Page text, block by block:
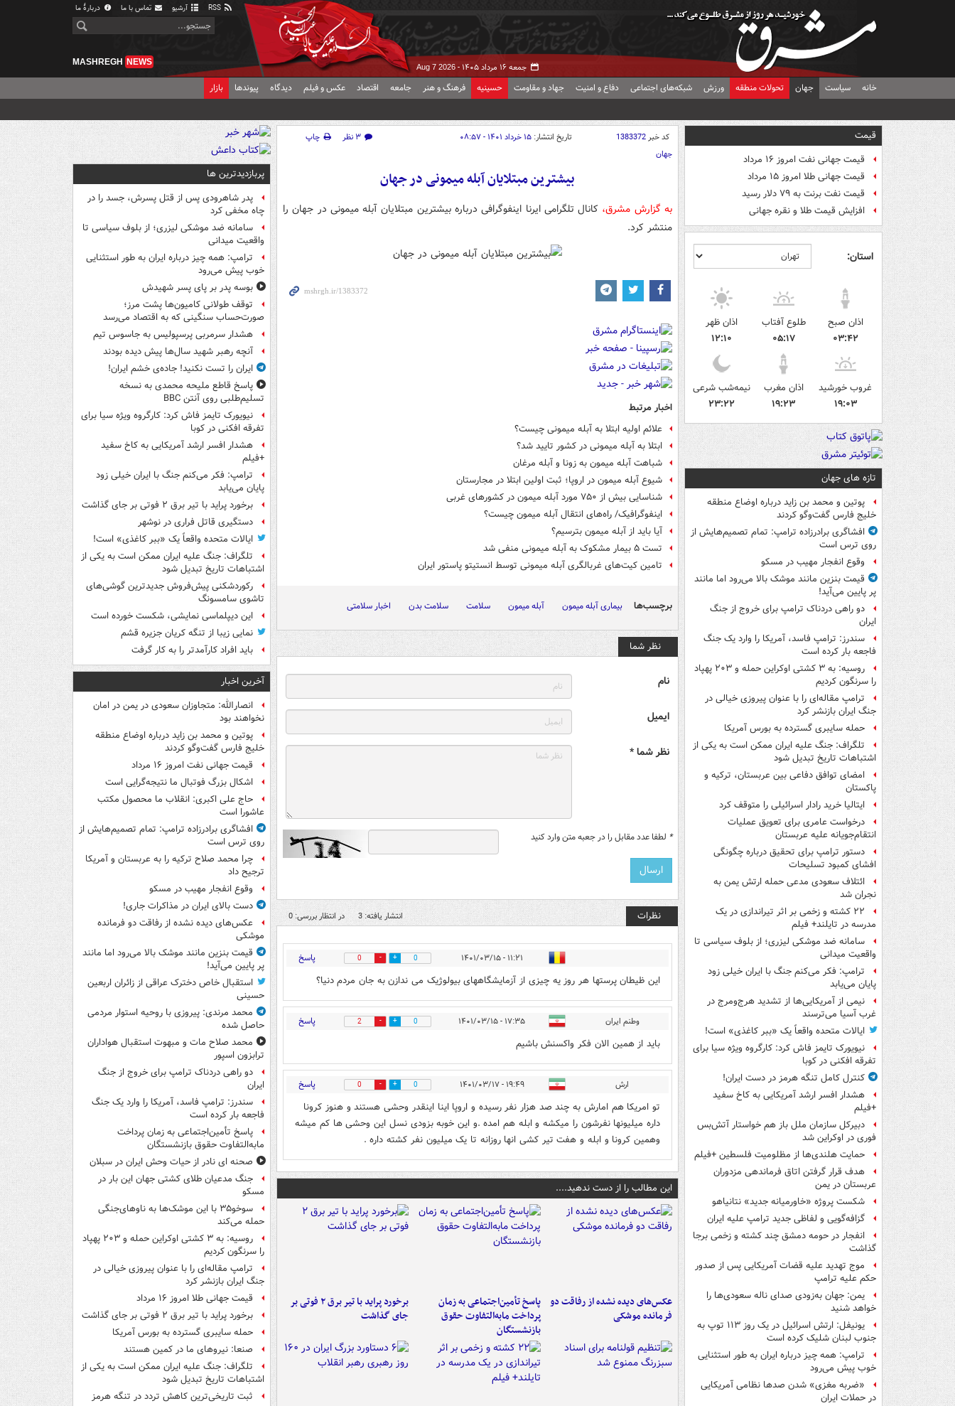
آرشیو تماس با ما دربارهٔ ما
جمعه ۱۶ مرداد ۱۴۰۵ - Aug 7 2026
MASHREGH NEWS
خانه سیاست جهان تحولات منطقه ورزش شبکه‌های اجتماعی دفاع و امنیت جهاد و مقاومت حسینیه فرهنگ و هنر جامعه اقتصاد عکس و فیلم دیدگاه پیوندها بازار
قیمت
قیمت جهانی نفت امروز ۱۶ مرداد
قیمت جهانی طلا امروز ۱۵ مرداد
قیمت نفت برنت به ۷۹ دلار رسید
افزایش قیمت طلا و نقره جهانی
استان:
اذان صبح
۰۳:۴۲
طلوع آفتاب
۰۵:۱۷
اذان ظهر
۱۲:۱۰
غروب خورشید
۱۹:۰۳
اذان مغرب
۱۹:۲۳
نیمه‌شب شرعی
۲۳:۲۲
تازه های جهان
پوتین و محمد بن زاید درباره اوضاع منطقه
خلیج فارس گفت‌وگو کردند
افشاگری برادرزاده ترامپ: تمام تصمیم‌هایش از
روی ترس است
وقوع انفجار مهیب در مسکو
قیمت بنزین مانند موشک بالا می‌رود اما مانند
پر پایین می‌آید!
دو راهی دردناک ترامپ برای خروج از جنگ
ایران
سندرز: ترامپ فاسد، آمریکا را وارد یک جنگ
فاجعه بار کرده است
روسیه: به ۳ کشتی اوکراین حمله و ۲۰۳ پهپاد
را سرنگون کردیم
ترامپ مقاله‌ای را با عنوان پیروزی خیالی در
جنگ ایران بازنشر کرد
حمله سایبری گسترده به بورس آمریکا
تلگراف: جنگ علیه ایران ممکن است به یکی از
اشتباهات تاریخ تبدیل شود
امضای توافق دفاعی بین عربستان، ترکیه و
پاکستان
ایتالیا خرید رادار اسرائیلی را متوقف کرد
درخواست عامری برای تعویق عملیات
انتقام‌جویانه علیه عربستان
دستور ترامپ برای تحقیق درباره چگونگی
افشای کمبود تسلیحات
ائتلاف سعودی مدعی حمله ارتش یمن به
نجران شد
۲۲ کشته و زخمی بر اثر تیراندازی در یک
مدرسه در تایلند+ فیلم
سامانه ضد موشکی لیزری؛ از بلوف سیاسی تا
واقعیت میدانی
ترامپ: فکر می‌کنم جنگ با ایران خیلی زود
پایان می‌یابد
نیمی از آمریکایی‌ها از تشدید هرج‌ومرج در
غرب آسیا می‌ترسند
ایالات متحده واقعاً یک «ببر کاغذی» است!
نیویورک تایمز فاش کرد: کارگروه ویژه سیا برای
تفرقه افکنی در کوبا
کنترل کامل تنگه هرمز در دست ایران!
هشدار افسر ارشد آمریکایی به کاخ سفید
+فیلم
دبیرکل سازمان ملل باز هم خواستار آتش‌بس
فوری در اوکراین شد
حمایت هلندی‌ها از مظلومیت فلسطین +فیلم
هدف قرار گرفتن اتاق‌ فرماندهی مزدوران
عربستان در یمن
شکست پروژه «خاورمیانه جدید» نتانیاهو
گزافه‌گویی و لفاظی جدید ترامپ علیه ایران
انفجار در حومه دمشق چند کشته و زخمی برجا
گذاشت
موج تهدید علیه قضات آمریکایی پس از صدور
حکم علیه ترامپ
یمن: جهان به‌زودی صدای ناله سعودی‌ها را
خواهد شنید
یونیفل: ارتش اسرائیل در یک روز ۱۱۳ توپ به
جنوب لبنان شلیک کرده است
ترامپ: همه چیز درباره ایران به طور استثنایی
خوب پیش می‌رود
«ضربه مغزی» شدن صدها نظامی آمریکایی
در حملات ایران
کد خبر1383372 تاریخ انتشار: ۱۵ خرداد ۱۴۰۱ - ۰۸:۵۷ ۳ نظر
چاپ
جهان
بیشترین مبتلایان آبله میمونی در جهان
به گزارش مشرق، کانال تلگرامی ایرنا اینفوگرافی درباره بیشترین مبتلایان آبله میمونی در جهان را
منتشر کرد.
اخبار مرتبط
علائم اولیه ابتلا به آبله میمونی چیست؟
ابتلا به آبله میمونی در کشور تایید شد؟
شباهت آبله میمون به زونا و آبله مرغان
شیوع آبله میمون در اروپا؛ ثبت اولین ابتلا در مجارستان
شناسایی بیش از ۷۵۰ مورد آبله میمون در کشورهای غربی
اینفوگرافیک/ راه‌های انتقال آبله میمون چیست؟
آیا باید از آبله میمون بترسیم؟
تست ۵ بیمار مشکوک به آبله میمونی منفی شد
تامین کیت‌های غربالگری آبله میمونی توسط انستیتو پاستور ایران
برچسب‌ها بیماری آبله میمون آبله میمون سلامت سلامت بدن اخبار سلامتی
نظر شما
نام
ایمیل
نظر شما *
* لطفا عدد مقابل را در جعبه متن وارد کنید
نظرات انتشار یافته: 3 در انتظار بررسی: 0
۱۱:۲۱ - ۱۴۰۱/۰۳/۱۵ 0
0 پاسخ
این ظیطان پرستها هر روز یه چیزی از آزمایشگاههای بیولوژیک می ندازن به جان مردم دنیا؟
وطنم ایران ۱۷:۳۵ - ۱۴۰۱/۰۳/۱۵ 0
2 پاسخ
باید از همین الان فکر واکسنش باشیم
ارش ۱۹:۴۹ - ۱۴۰۱/۰۳/۱۷ 0
0 پاسخ
تو امریکا هم امارش به چند صد هزار نفر رسیده و اروپا اینا اینقدر وحشی هستند و هنوز کرونا
داره میلیونها نفرشون را میکشه و ابله هم امده .و این خوبه بزودی نسل این وحشی ها کم میشه
وهمین کرونا و ابله و هفت تیر کشی انها روزانه تا یک میلیون نفر کشته داره .
این مطالب را از دست ندهید....
عکس‌های دیده نشده از رفاقت دو
فرمانده‌ موشکی
پاسخ تأمین‌اجتماعی به زمان
پرداخت مابه‌التفاوت حقوق
بازنشستگان
برخورد پراید با تیر برق ۲ فوتی بر
جای گذاشت
پربازدیدترین ها
پدر شاهرودی پس از قتل پسرش، جسد را در
چاه مخفی کرد
سامانه ضد موشکی لیزری؛ از بلوف سیاسی تا
واقعیت میدانی
ترامپ: همه چیز درباره ایران به طور استثنایی
خوب پیش می‌رود
بوسه‌ پدر بر پای پسر شهیدش
توقف طولانی کامیون‌ها پشت مرز؛
صورت‌حساب سنگینی که به اقتصاد می‌رسد
هشدار سرمربی پرسپولیس به جاسوس تیم
آنچه رهبر شهید سال‌ها پیش دیده بودند
ایران را تست نکنید! جاده‌ی خشم ایران!
پاسخ قاطع ملیحه محمدی به نسخه
تسلیم‌طلبی روی آنتن BBC
نیویورک تایمز فاش کرد: کارگروه ویژه سیا برای
تفرقه افکنی در کوبا
هشدار افسر ارشد آمریکایی به کاخ سفید
+فیلم
ترامپ: فکر می‌کنم جنگ با ایران خیلی زود
پایان می‌یابد
برخورد پراید با تیر برق ۲ فوتی بر جای گذاشت
دستگیری قاتل فراری در نوشهر
ایالات متحده واقعاً یک «ببر کاغذی» است!
تلگراف: جنگ علیه ایران ممکن است به یکی از
اشتباهات تاریخ تبدیل شود
رکوردشکنی پیش‌فروش جدیدترین گوشی‌های
تاشوی سامسونگ
این دیپلماسی نمایشی، شکست خورده است
نمایی زیبا از تنگه کریان جزیره قشم
باید افراد کارآمدتر را به کار گرفت
آخرین اخبار
انصارالله: متجاوزان سعودی در یمن در امان
نخواهند بود
پوتین و محمد بن زاید درباره اوضاع منطقه
خلیج فارس گفت‌وگو کردند
قیمت جهانی نفت امروز ۱۶ مرداد
اشکال بزرگ فوتبال ما نتیجه‌گرایی است
حاج علی اکبری: انقلاب ما محصول مکتب
عاشورا است
افشاگری برادرزاده ترامپ: تمام تصمیم‌هایش از
روی ترس است
چرا محمد صلاح ترکیه را به عربستان و آمریکا
ترجیح داد
وقوع انفجار مهیب در مسکو
دست بالای ایران در مذاکرات جاری!
عکس‌های دیده نشده از رفاقت دو فرمانده‌
موشکی
قیمت بنزین مانند موشک بالا می‌رود اما مانند
پر پایین می‌آید!
استقبال خاص دخترک عراقی از زائران اربعین
حسینی
محمد مرندی: پیروزی با روحیه استوار مردمی
حاصل شده
محمد صلاح مات و مبهوت استقبال هواداران
ترابزون اسپور
دو راهی دردناک ترامپ برای خروج از جنگ
ایران
سندرز: ترامپ فاسد، آمریکا را وارد یک جنگ
فاجعه بار کرده است
پاسخ تأمین‌اجتماعی به زمان پرداخت
مابه‌التفاوت حقوق بازنشستگان
صحنه ای نادر از حیات وحش ایران در سبلان
جنگ مدعیان طلای کشتی جهان این بار در
مسکو
سوخو۳۵ با این موشک‌ها به ناوهای‌جنگی
حمله می‌کند
روسیه: به ۳ کشتی اوکراین حمله و ۲۰۳ پهپاد
را سرنگون کردیم
ترامپ مقاله‌ای را با عنوان پیروزی خیالی در
جنگ ایران بازنشر کرد
قیمت جهانی طلا امروز ۱۶ مرداد
برخورد پراید با تیر برق ۲ فوتی بر جای گذاشت
حمله سایبری گسترده به بورس آمریکا
صنعا: نیروهای ما در کمین‌ هستند
تلگراف: جنگ علیه ایران ممکن است به یکی از
اشتباهات تاریخ تبدیل شود
ثبت تاریخی‌ترین کاهش تردد در تنگه هرمز